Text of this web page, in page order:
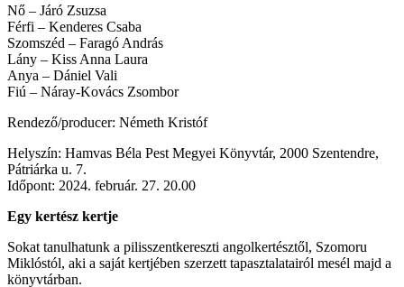
Nő – Járó Zsuzsa
Férfi – Kenderes Csaba
Szomszéd – Faragó András
Lány – Kiss Anna Laura
Anya – Dániel Vali
Fiú – Náray-Kovács Zsombor
Rendező/producer: Németh Kristóf
Helyszín: Hamvas Béla Pest Megyei Könyvtár, 2000 Szentendre,
Pátriárka u. 7.
Időpont: 2024. február. 27. 20.00
Egy kertész kertje
Sokat tanulhatunk a pilisszentkereszti angolkertésztől, Szomoru
Miklóstól, aki a saját kertjében szerzett tapasztalatairól mesél majd a
könyvtárban.